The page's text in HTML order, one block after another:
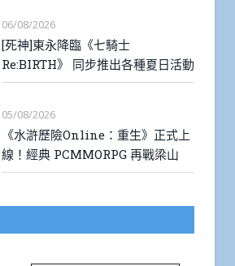
06/08/2026
[死神]東永降臨《七騎士
Re:BIRTH》 同步推出各種夏日活動
05/08/2026
《水滸歷險Online：重生》正式上
線！經典 PCMMORPG 再戰梁山